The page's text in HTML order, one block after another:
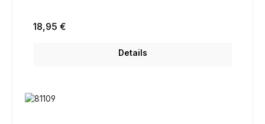
Regulärer Preis:
18,95 €
Details